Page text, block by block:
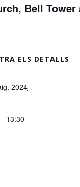
Bell
ELS DETALLS
2024
13:30